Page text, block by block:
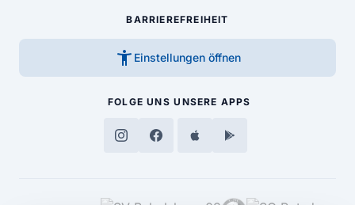
BARRIEREFREIHEIT
accessibility_new Einstellungen öffnen
FOLGE UNS UNSERE APPS